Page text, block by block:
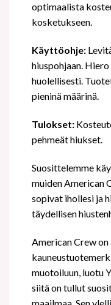
optimaalista
kosketukseen.
Käyttöohje:
hiuspohjaan.
huolellisesti.
pieninä määrinä.
Tulokset:
pehmeät hiukset.
Suosittelemme
muiden American
sopivat ihollesi ja
täydellisen
American Crew
muotoiluun, luotu
siitä on tullut
maailmaa. Sen